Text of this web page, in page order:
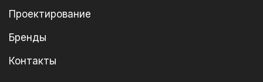
Проектирование
Бренды
Контакты